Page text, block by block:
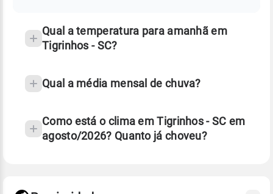
Qual a temperatura para amanhã em
Tigrinhos - SC?
Qual a média mensal de chuva?
Como está o clima em Tigrinhos - SC em
agosto/2026? Quanto já choveu?